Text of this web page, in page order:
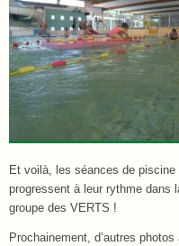
Et voilà, les séances de
progressent à leur rythme dans
groupe des VERTS !
Prochainement, d’autres photos